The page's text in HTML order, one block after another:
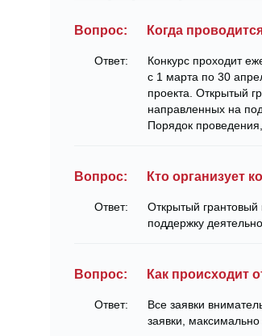
Вопрос: Когда
Ответ:
Конкурс проходит
с 1 марта по 30
проекта. Открытый
направленных на
Порядок
Вопрос: Кто организует
Ответ:
Открытый грантовый
поддержку
Вопрос: Как происходит
Ответ:
Все заявки
заявки,